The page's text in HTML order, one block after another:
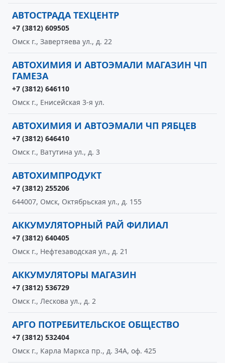
АВТОСТРАДА ТЕХЦЕНТР
+7 (3812) 609505
Омск г., Завертяева ул., д. 22
АВТОХИМИЯ И АВТОЭМАЛИ МАГАЗИН ЧП
ГАМЕЗА
+7 (3812) 646110
Омск г., Енисейская 3-я ул.
АВТОХИМИЯ И АВТОЭМАЛИ ЧП РЯБЦЕВ
+7 (3812) 646410
Омск г., Ватутина ул., д. 3
АВТОХИМПРОДУКТ
+7 (3812) 255206
644007, Омск, Октябрьская ул., д. 155
АККУМУЛЯТОРНЫЙ РАЙ ФИЛИАЛ
+7 (3812) 640405
Омск г., Нефтезаводская ул., д. 21
АККУМУЛЯТОРЫ МАГАЗИН
+7 (3812) 536729
Омск г., Лескова ул., д. 2
АРГО ПОТРЕБИТЕЛЬСКОЕ ОБЩЕСТВО
+7 (3812) 532404
Омск г., Карла Маркса пр., д. 34А, оф. 425